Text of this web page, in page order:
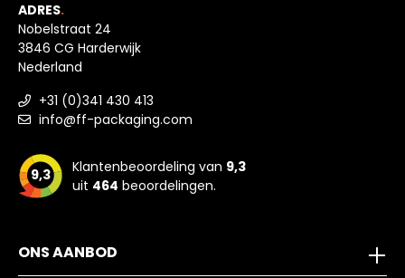
ADRES.
Nobelstraat 24
3846 CG Harderwijk
Nederland
+31 (0)341 430 413
info@ff-packaging.com
9,3 Klantenbeoordeling van 9,3
uit 464 beoordelingen.
ONS AANBOD